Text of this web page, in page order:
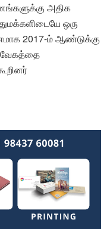
அதிக
ஒரு
2017-ம் ஆண்டுக்கு